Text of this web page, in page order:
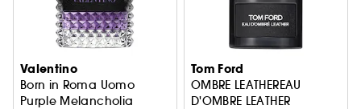
Valentino
Born in Roma Uomo
Purple Melancholia
Tom Ford
OMBRE LEATHEREAU
D'OMBRE LEATHER